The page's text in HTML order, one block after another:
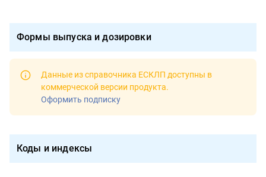
Формы выпуска и дозировки
Данные из справочника ЕСКЛП доступны в
коммерческой версии продукта.
Оформить подписку
Коды и индексы